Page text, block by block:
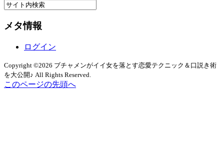
ー
イ
メタ情報
ログイン
Copyright ©2026 ブチャメンがイイ女を落とす恋愛テクニック＆口説き術
を大公開♪ All Rights Reserved.
このページの先頭へ